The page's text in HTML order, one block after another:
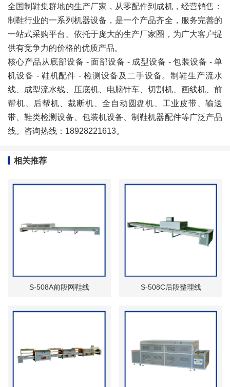
全国制鞋集群地的生产厂家，从零配件到成机，经营销售：
制鞋行业的一系列机器设备，是一个产品齐全，服务完善的
一站式采购平台。依托于庞大的生产厂家圈，为广大客户提
供有竞争力的价格的优质产品。
核心产品从底部设备 - 面部设备 - 成型设备 - 包装设备 - 单
机设备 - 鞋机配件 - 检测设备及 二手设备。制鞋生产流水
线、成型流水线、压底机、电脑针车、切割机、画线机、前
帮机、后帮机、裁断机、全自动圆盘机、工业皮带、输送
带、鞋类检测设备、包装机设备、制鞋机器配件等广泛产品
线。咨询热线：18928221613。
相关推荐
S-508A前段网鞋线 S-508C后段整理线